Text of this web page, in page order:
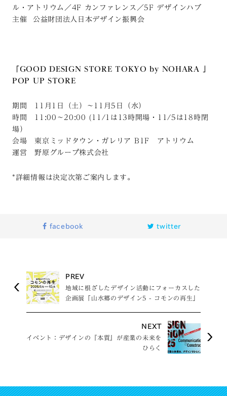
ル・アトリウム／4F カンファレンス／5F デザインハブ
主催 公益財団法人日本デザイン振興会
「GOOD DESIGN STORE TOKYO by NOHARA
POP UP STORE
期間 11月1日（土）～11月5日（水）
時間 11:00～20:00 (11/1は13時開場・11/5は18時閉
場）
会場 東京ミッドタウン・ガレリア B1F アトリウム
運営 野原グループ株式会社
*詳細情報は決定次第ご案内します。
facebook twitter
PREV
地域に根ざしたデザイン活動にフォーカスした
企画展「山水郷のデザイン5 - コモンの再生」
NEXT
イベント：デザインの『本質』が産業の未来を
ひらく